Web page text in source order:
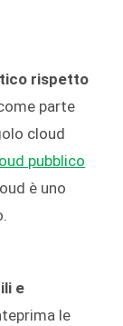
rispetto
parte
cloud
pubblico
è uno
e
le